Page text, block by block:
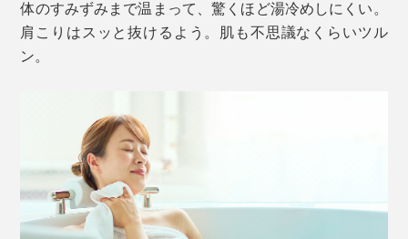
体のすみずみまで温まって、驚くほど湯冷めしにくい。
肩こりはスッと抜けるよう。肌も不思議なくらいツル
ン。